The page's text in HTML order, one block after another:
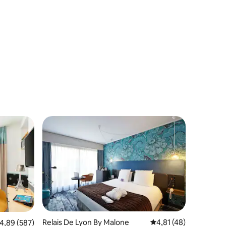
av 5 i genomsnittligt betyg, 587 omdömen
4,89 (587)
Relais De Lyon By Malone 4,81 av 5 i
4,81 (48)